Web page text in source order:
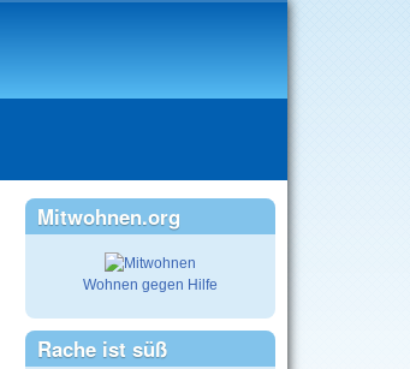
Mitwohnen.org
Wohnen gegen Hilfe
Rache ist süß